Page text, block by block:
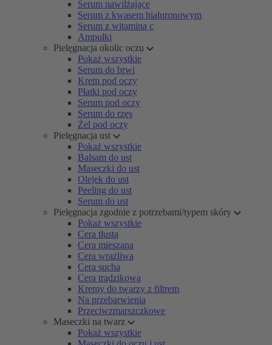
Serum nawilżające
Serum z kwasem hialuronowym
Serum z witaminą c
Ampułki
Pielęgnacja okolic oczu
Pokaż wszystkie
Serum do brwi
Krem pod oczy
Płatki pod oczy
Serum pod oczy
Serum do rzęs
Żel pod oczy
Pielęgnacja ust
Pokaż wszystkie
Balsam do ust
Maseczki do ust
Olejek do ust
Peeling do ust
Serum do ust
Pielęgnacja zgodnie z potrzebami/typem skóry
Pokaż wszystkie
Cera tłusta
Cera mieszana
Cera wrażliwa
Cera sucha
Cera trądzikowa
Kremy do twarzy z filtrem
Na przebarwienia
Przeciwzmarszczkowe
Maseczki na twarz
Pokaż wszystkie